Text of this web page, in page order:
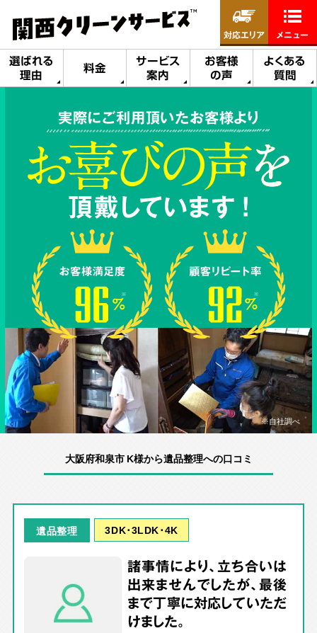
選ばれる
理由
料金
サービス
案内
お客様
の声
よくある
質問
対応エリア メニュー
実際にご利用頂いたお客様より
※自社調べ
大阪府和泉市 K様から遺品整理への口コミ
遺品整理 3DK･3LDK･4K
諸事情により、立ち合いは
出来ませんでしたが、最後
まで丁寧に対応していただ
けました。